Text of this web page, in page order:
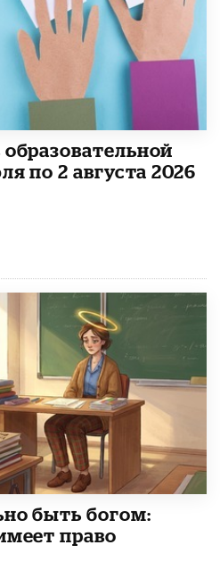
по 2 августа 2026
быть богом:
право